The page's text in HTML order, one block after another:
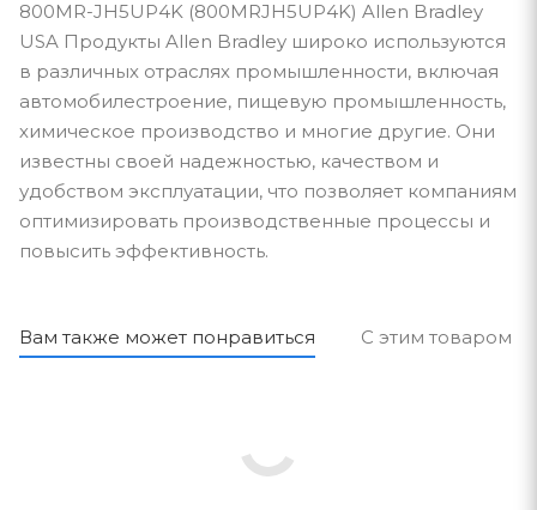
800MR-JH5UP4K (800MRJH5UP4K) Allen Bradley
USA Продукты Allen Bradley широко используются
в различных отраслях промышленности, включая
автомобилестроение, пищевую промышленность,
химическое производство и многие другие. Они
известны своей надежностью, качеством и
удобством эксплуатации, что позволяет компаниям
оптимизировать производственные процессы и
повысить эффективность.
Вам также может понравиться С этим товаром